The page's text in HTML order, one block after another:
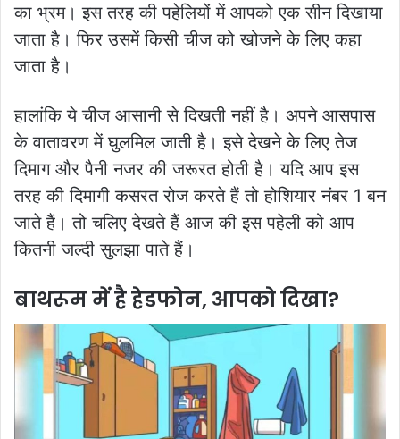
का भ्रम। इस तरह की पहेलियों में आपको एक सीन दिखाया
जाता है। फिर उसमें किसी चीज को खोजने के लिए कहा
जाता है।
हालांकि ये चीज आसानी से दिखती नहीं है। अपने आसपास
के वातावरण में घुलमिल जाती है। इसे देखने के लिए तेज
दिमाग और पैनी नजर की जरूरत होती है। यदि आप इस
तरह की दिमागी कसरत रोज करते हैं तो होशियार नंबर 1 बन
जाते हैं। तो चलिए देखते हैं आज की इस पहेली को आप
कितनी जल्दी सुलझा पाते हैं।
बाथरूम में है हेडफोन, आपको दिखा?